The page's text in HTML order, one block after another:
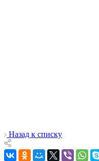
Назад к списку